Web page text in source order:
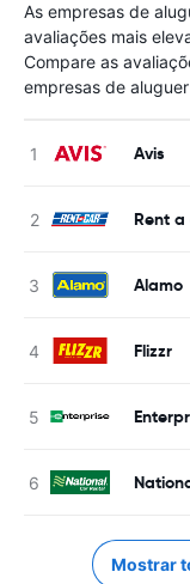
As empresas de
avaliações mais
Compare as
empresas de
Avis
Rent
Alamo
Flizzr
Mostrar